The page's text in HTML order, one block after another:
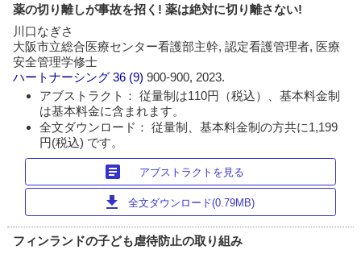
薬の切り離しが事故を招く! 薬は絶対に切り離さない!
川口なぎさ
大阪市立総合医療センター看護部主幹, 認定看護管理者, 医療
安全管理学修士
ハートナーシング 36 (9)900-900, 2023.
アブストラクト： 従量制は110円（税込）、基本料金制
は基本料金に含まれます。
全文ダウンロード： 従量制、基本料金制の方共に1,199
円(税込) です。
article アブストラクトを見る
download 全文ダウンロード(0.79MB)
フィンランドの子ども虐待防止の取り組み